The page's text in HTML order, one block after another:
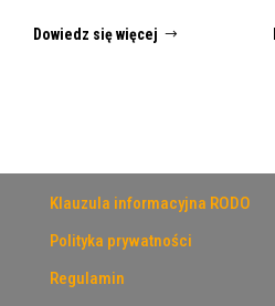
Dowiedz się więcej
Klauzula informacyjna RODO
Polityka prywatności
Regulamin